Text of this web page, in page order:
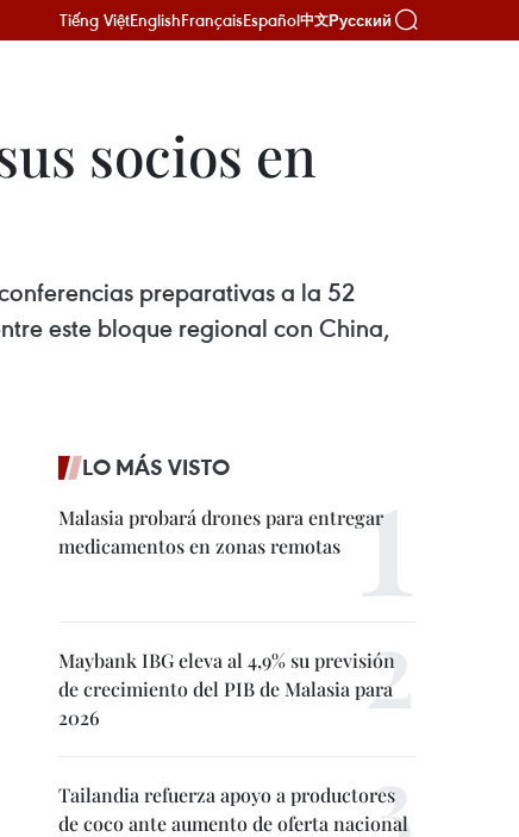
Tiếng ViệtEnglishFrançaisEspañol中文Русский
socios en
preparativas a la 52
este bloque regional con China,
LO MÁS VISTO
Malasia probará drones para entregar
medicamentos en zonas remotas
Maybank IBG eleva al 4,9% su previsión
de crecimiento del PIB de Malasia para
2026
Tailandia refuerza apoyo a productores
de coco ante aumento de oferta nacional